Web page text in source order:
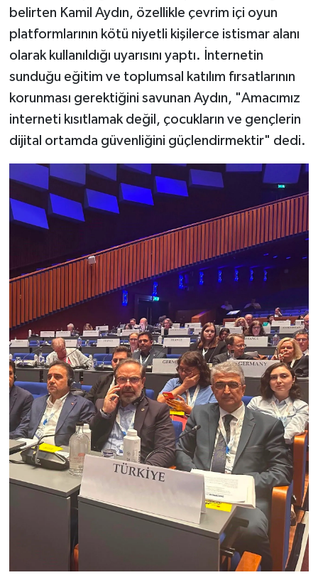
belirten Kamil Aydın, özellikle çevrim içi oyun
platformlarının kötü niyetli kişilerce istismar alanı
olarak kullanıldığı uyarısını yaptı. İnternetin
sunduğu eğitim ve toplumsal katılım fırsatlarının
korunması gerektiğini savunan Aydın, "Amacımız
interneti kısıtlamak değil, çocukların ve gençlerin
dijital ortamda güvenliğini güçlendirmektir" dedi.